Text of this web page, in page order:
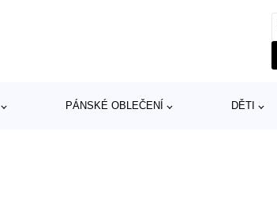
PÁNSKÉ OBLEČENÍ DĚTI